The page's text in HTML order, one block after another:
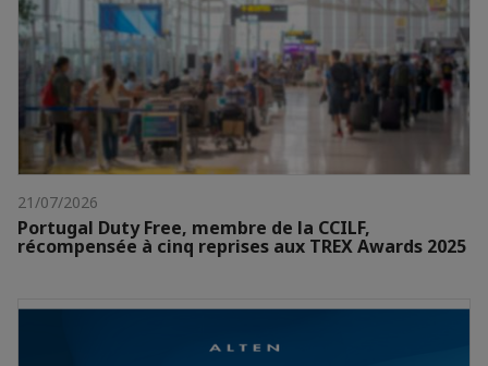
21/07/2026
Portugal Duty Free, membre de la CCILF,
récompensée à cinq reprises aux TREX Awards 2025